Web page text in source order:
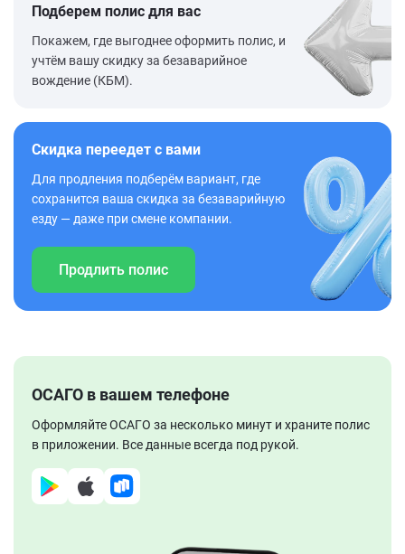
Подберем полис для вас
Покажем, где выгоднее оформить полис, и
учтём вашу скидку за безаварийное
вождение (КБМ).
Скидка переедет с вами
Для продления подберём вариант, где
сохранится ваша скидка за безаварийную
езду — даже при смене компании.
Продлить полис
ОСАГО в вашем телефоне
Оформляйте ОСАГО за несколько минут и храните полис
в приложении. Все данные всегда под рукой.